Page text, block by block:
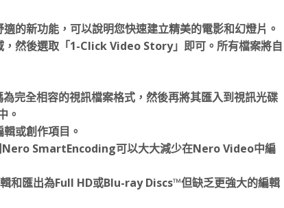
的新功能，可以說明您快速建立精美的電影和幻燈片。
然後選取「1-Click Video Story」即可。所有檔案將自
完全相容的視訊檔案格式，然後再將其匯入到視訊光碟
。
或創作項目。
SmartEncoding可以大大減少在Nero Video中編
和匯出為Full HD或Blu-ray Discs™但缺乏更強大的編輯